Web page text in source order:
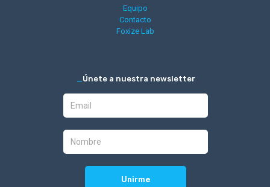
Equipo
Contacto
Foxize Lab
_Únete a nuestra newsletter